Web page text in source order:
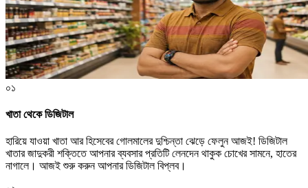
০১
খাতা থেকে ডিজিটাল
হারিয়ে যাওয়া খাতা আর হিসেবের গোলমালের দুশ্চিন্তা ঝেড়ে ফেলুন আজই! ডিজিটাল
খাতার জাদুকরী শক্তিতে আপনার ব্যবসার প্রতিটি লেনদেন থাকুক চোখের সামনে, হাতের
নাগালে। আজই শুরু করুন আপনার ডিজিটাল বিপ্লব।